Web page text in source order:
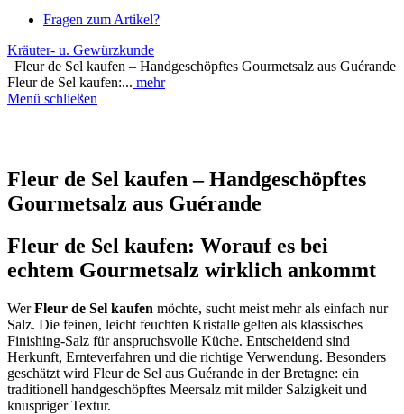
Fragen zum Artikel?
Kräuter- u. Gewürzkunde
Fleur de Sel kaufen – Handgeschöpftes Gourmetsalz aus Guérande
Fleur de Sel kaufen:... mehr
Menü schließen
Fleur de Sel kaufen – Handgeschöpftes
Gourmetsalz aus Guérande
Fleur de Sel kaufen: Worauf es bei
echtem Gourmetsalz wirklich ankommt
WerFleur de Sel kaufen möchte, sucht meist mehr als einfach nur
Salz. Die feinen, leicht feuchten Kristalle gelten als klassisches
Finishing-Salz für anspruchsvolle Küche. Entscheidend sind
Herkunft, Ernteverfahren und die richtige Verwendung. Besonders
geschätzt wird Fleur de Sel aus Guérande in der Bretagne: ein
traditionell handgeschöpftes Meersalz mit milder Salzigkeit und
knuspriger Textur.